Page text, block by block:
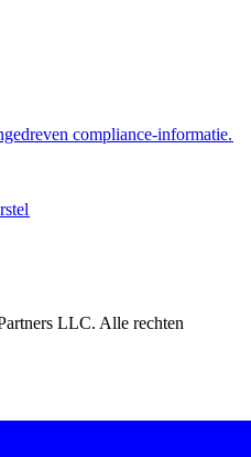
compliance-informatie.​​
LLC. Alle rechten